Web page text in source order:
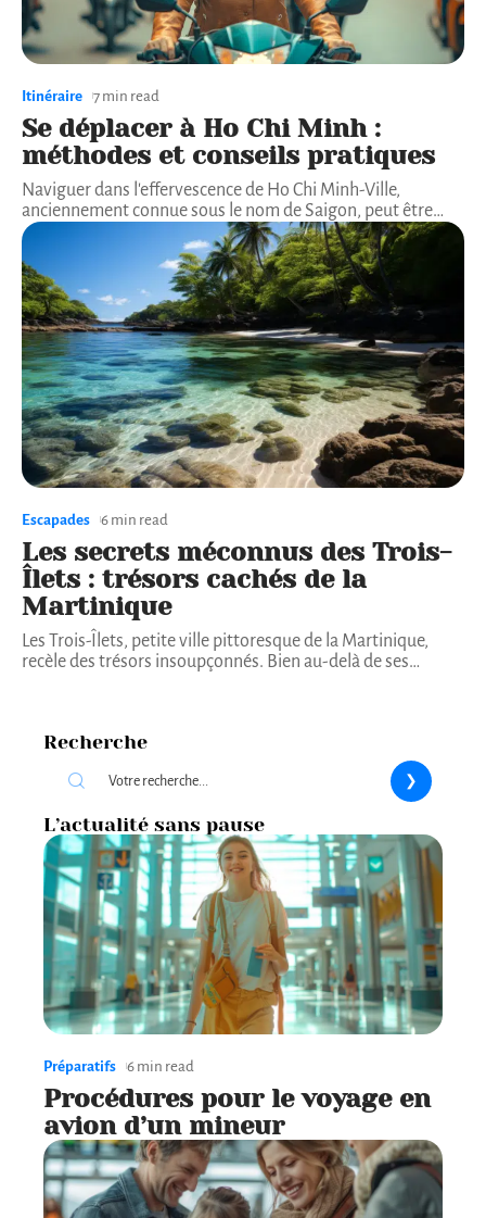
Itinéraire 7 min read
Se déplacer à Ho Chi Minh :
méthodes et conseils pratiques
Naviguer dans l'effervescence de Ho Chi Minh-Ville,
anciennement connue sous le nom de Saigon, peut être…
Escapades 6 min read
Les secrets méconnus des Trois-
Îlets : trésors cachés de la
Martinique
Les Trois-Îlets, petite ville pittoresque de la Martinique,
recèle des trésors insoupçonnés. Bien au-delà de ses…
Recherche
L’actualité sans pause
Préparatifs 6 min read
Procédures pour le voyage en
avion d’un mineur